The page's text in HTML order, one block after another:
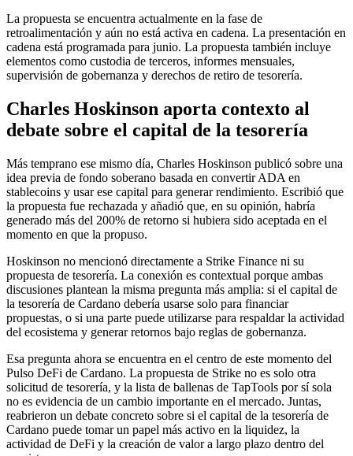
La propuesta se encuentra actualmente en la fase de
retroalimentación y aún no está activa en cadena. La presentación en
cadena está programada para junio. La propuesta también incluye
elementos como custodia de terceros, informes mensuales,
supervisión de gobernanza y derechos de retiro de tesorería.
Charles Hoskinson aporta contexto al
debate sobre el capital de la tesorería
Más temprano ese mismo día, Charles Hoskinson publicó sobre una
idea previa de fondo soberano basada en convertir ADA en
stablecoins y usar ese capital para generar rendimiento. Escribió que
la propuesta fue rechazada y añadió que, en su opinión, habría
generado más del 200% de retorno si hubiera sido aceptada en el
momento en que la propuso.
Hoskinson no mencionó directamente a Strike Finance ni su
propuesta de tesorería. La conexión es contextual porque ambas
discusiones plantean la misma pregunta más amplia: si el capital de
la tesorería de Cardano debería usarse solo para financiar
propuestas, o si una parte puede utilizarse para respaldar la actividad
del ecosistema y generar retornos bajo reglas de gobernanza.
Esa pregunta ahora se encuentra en el centro de este momento del
Pulso DeFi de Cardano. La propuesta de Strike no es solo otra
solicitud de tesorería, y la lista de ballenas de TapTools por sí sola
no es evidencia de un cambio importante en el mercado. Juntas,
reabrieron un debate concreto sobre si el capital de la tesorería de
Cardano puede tomar un papel más activo en la liquidez, la
actividad de DeFi y la creación de valor a largo plazo dentro del